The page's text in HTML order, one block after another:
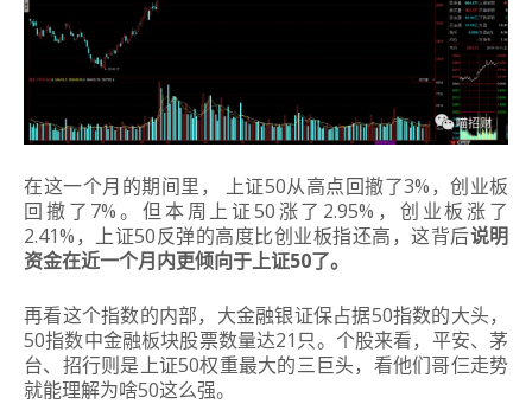
在这一个月的期间里， 上证50从高点回撤了3%，创业板
回撤了7%。 但本周上证50涨了2.95%，创业板涨了
2.41%，上证50反弹的高度比创业板指还高，这背后说明
资金在近一个月内更倾向于上证50了。
再看这个指数的内部，大金融银证保占据50指数的大头，
50指数中金融板块股票数量达21只。 个股来看，平安、茅
台、招行则是上证50权重最大的三巨头，看他们哥仨走势
就能理解为啥50这么强。